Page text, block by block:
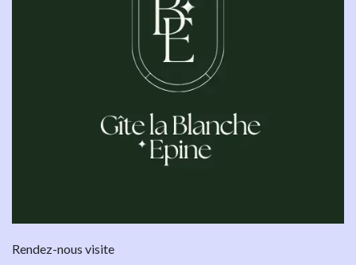
Rendez-nous visite